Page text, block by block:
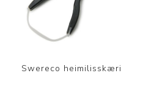
Swereco heimilisskæri